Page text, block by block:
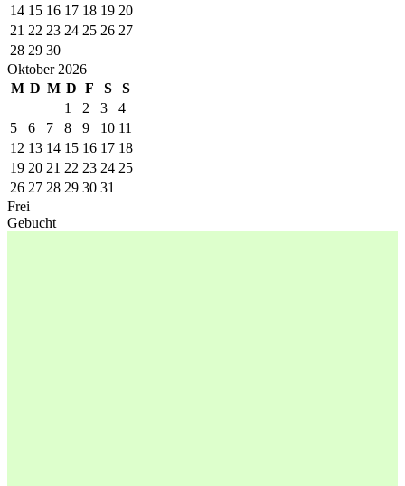
14 15 16 17 18 19 20
21 22 23 24 25 26 27
28 29 30
Oktober 2026
M D M D F S
S
1
2 3
4
5
6 7 8 9 10 11
12 13 14 15 16 17 18
19 20 21 22 23 24 25
26 27 28 29 30 31
Frei
Gebucht